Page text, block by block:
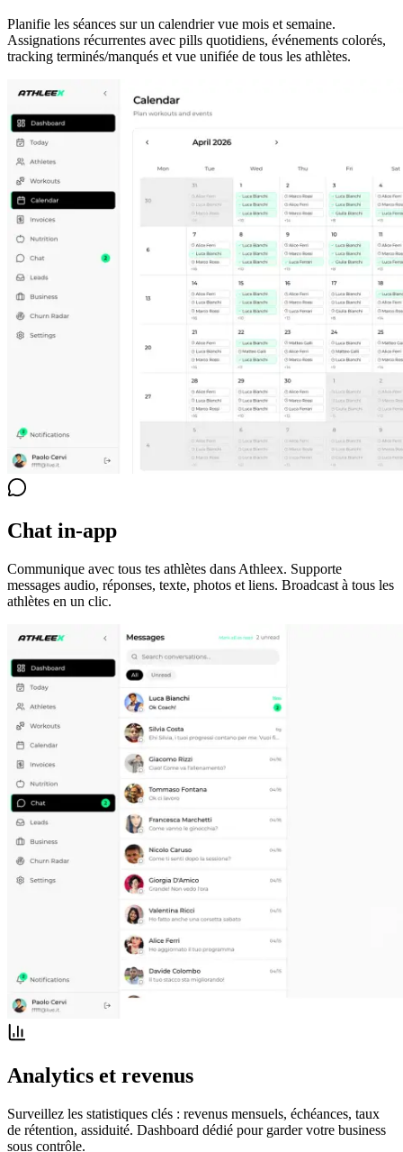
Planifie les séances sur un calendrier vue mois et semaine.
Assignations récurrentes avec pills quotidiens, événements colorés,
tracking terminés/manqués et vue unifiée de tous les athlètes.
Chat in-app
Communique avec tous tes athlètes dans Athleex. Supporte
messages audio, réponses, texte, photos et liens. Broadcast à tous les
athlètes en un clic.
Analytics et revenus
Surveillez les statistiques clés : revenus mensuels, échéances, taux
de rétention, assiduité. Dashboard dédié pour garder votre business
sous contrôle.